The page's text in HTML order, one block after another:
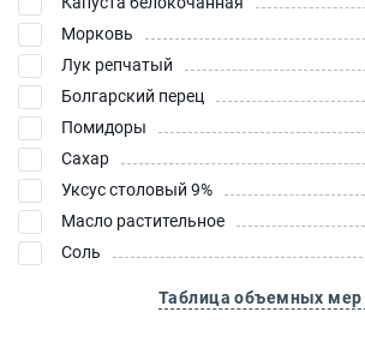
Морковь
Лук репчатый
Болгарский перец
Помидоры
Сахар
Уксус столовый 9%
Масло растительное
Соль
Таблица объемных мер